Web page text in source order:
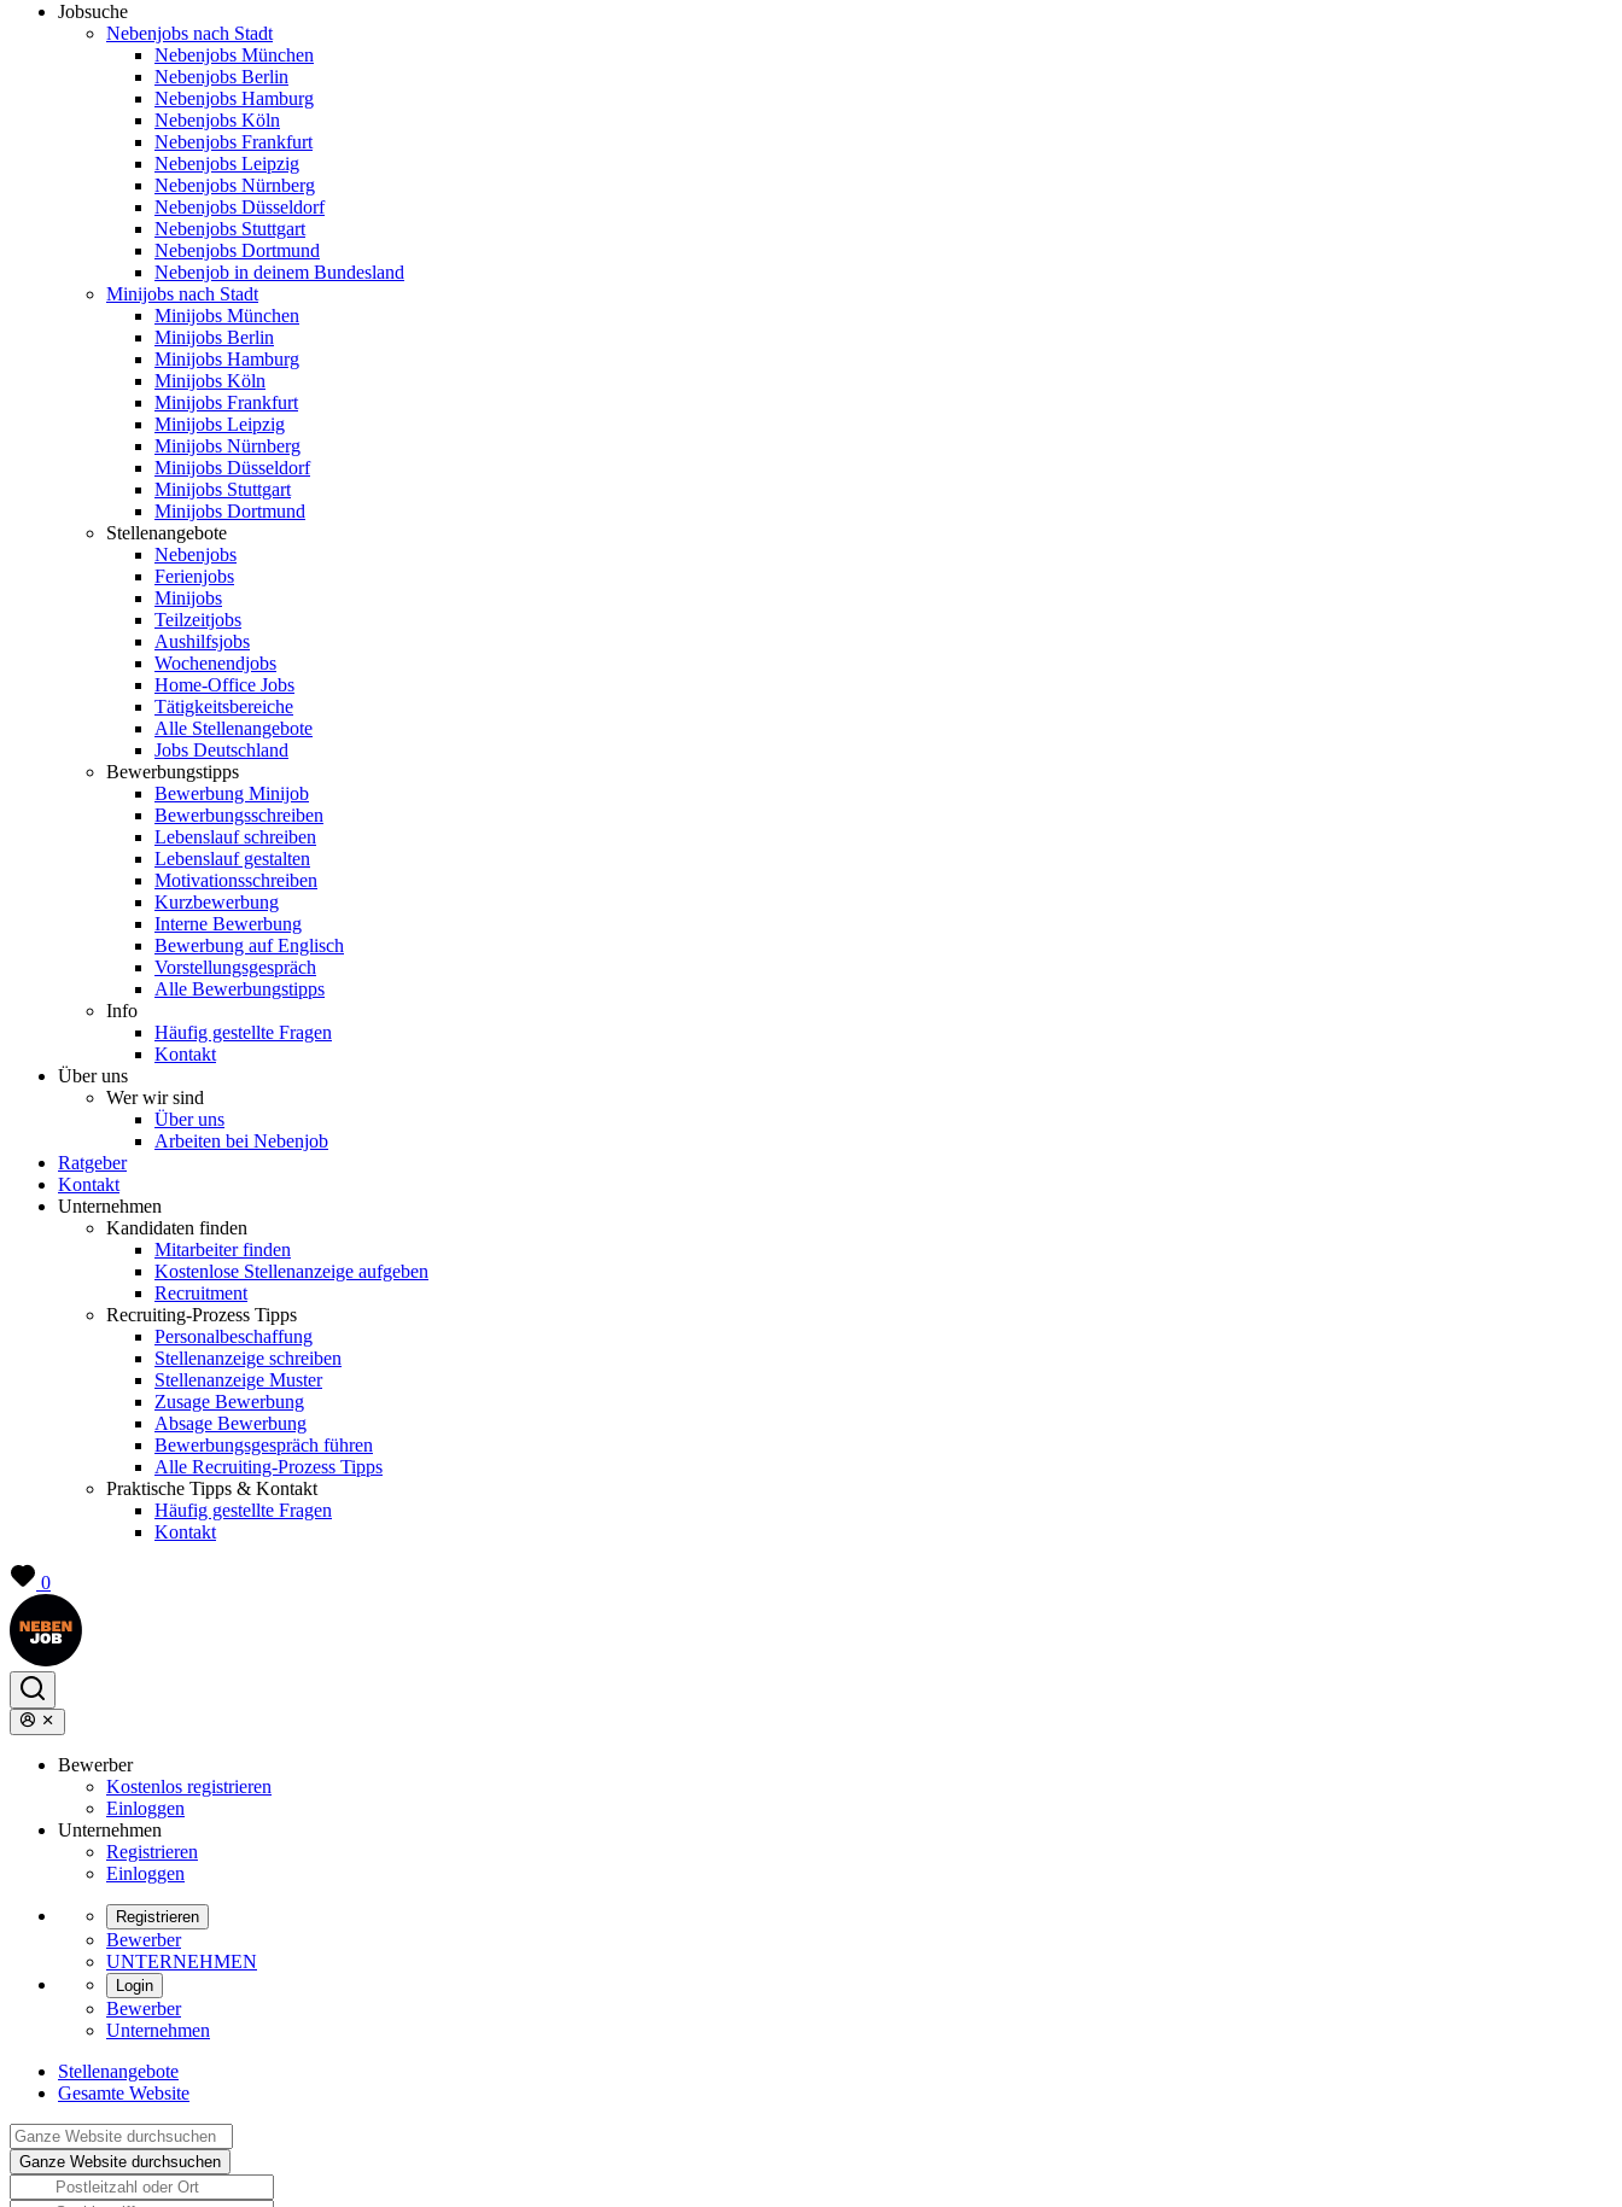
Jobsuche
Nebenjobs nach Stadt
Nebenjobs München
Nebenjobs Berlin
Nebenjobs Hamburg
Nebenjobs Köln
Nebenjobs Frankfurt
Nebenjobs Leipzig
Nebenjobs Nürnberg
Nebenjobs Düsseldorf
Nebenjobs Stuttgart
Nebenjobs Dortmund
Nebenjob in deinem Bundesland
Minijobs nach Stadt
Minijobs München
Minijobs Berlin
Minijobs Hamburg
Minijobs Köln
Minijobs Frankfurt
Minijobs Leipzig
Minijobs Nürnberg
Minijobs Düsseldorf
Minijobs Stuttgart
Minijobs Dortmund
Stellenangebote
Nebenjobs
Ferienjobs
Minijobs
Teilzeitjobs
Aushilfsjobs
Wochenendjobs
Home-Office Jobs
Tätigkeitsbereiche
Alle Stellenangebote
Jobs Deutschland
Bewerbungstipps
Bewerbung Minijob
Bewerbungsschreiben
Lebenslauf schreiben
Lebenslauf gestalten
Motivationsschreiben
Kurzbewerbung
Interne Bewerbung
Bewerbung auf Englisch
Vorstellungsgespräch
Alle Bewerbungstipps
Info
Häufig gestellte Fragen
Kontakt
Über uns
Wer wir sind
Über uns
Arbeiten bei Nebenjob
Ratgeber
Kontakt
Unternehmen
Kandidaten finden
Mitarbeiter finden
Kostenlose Stellenanzeige aufgeben
Recruitment
Recruiting-Prozess Tipps
Personalbeschaffung
Stellenanzeige schreiben
Stellenanzeige Muster
Zusage Bewerbung
Absage Bewerbung
Bewerbungsgespräch führen
Alle Recruiting-Prozess Tipps
Praktische Tipps & Kontakt
Häufig gestellte Fragen
Kontakt
0
Bewerber
Kostenlos registrieren
Einloggen
Unternehmen
Registrieren
Einloggen
Registrieren
Bewerber
UNTERNEHMEN
Login
Bewerber
Unternehmen
Stellenangebote
Gesamte Website